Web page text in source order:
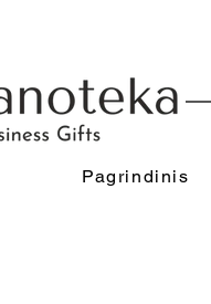
Pagrindinis